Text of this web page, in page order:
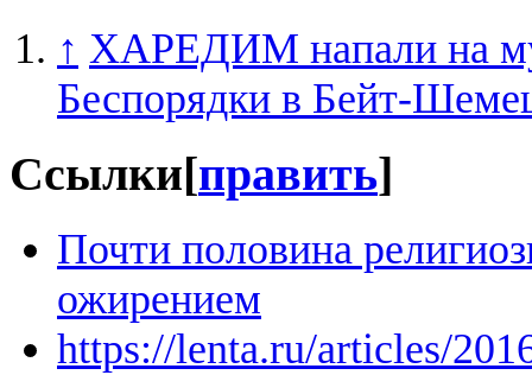
↑ ХАРЕДИМ напали на
Беспорядки в Бейт-
Ссылки[править]
Почти половина
ожирением
https://lenta.ru/articles/